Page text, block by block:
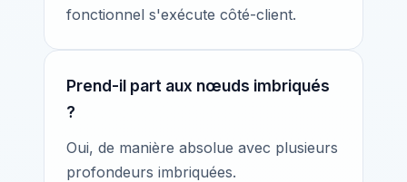
fonctionnel s'exécute côté-client.
Prend-il part aux nœuds imbriqués
?
Oui, de manière absolue avec plusieurs
profondeurs imbriquées.